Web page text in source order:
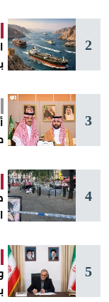
2
3
4
5